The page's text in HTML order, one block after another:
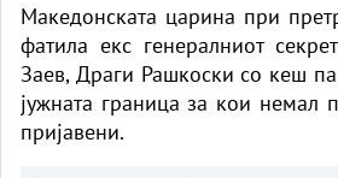
Македонската царина при
фатила екс генералниот
Заев, Драги Рашкоски со кеш
јужната граница за кои немал
пријавени.